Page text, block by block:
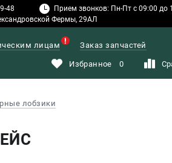
48 Прием звонков: Пн-Пт с 09:00 до
Фермы, 29АЛ
лицам Заказ запчастей
Избранное 0
лобзики